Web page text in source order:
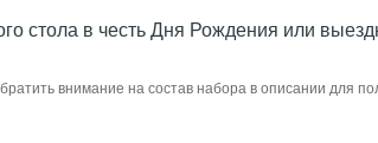
стола в честь Дня Рождения или
внимание на состав набора в описании для